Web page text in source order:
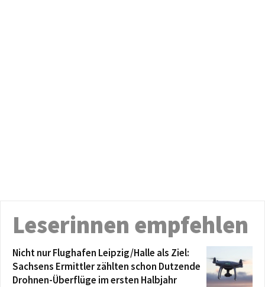
Leserinnen empfehlen
Nicht nur Flughafen Leipzig/Halle als Ziel:
Sachsens Ermittler zählten schon Dutzende
Drohnen-Überflüge im ersten Halbjahr